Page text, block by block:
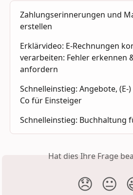
Zahlungserinnerungen und
erstellen
Erklärvideo: E-Rechnungen
verarbeiten: Fehler erkennen
anfordern
Schnelleinstieg: Angebote, (E-
Co für Einsteiger
Schnelleinstieg: Buchhaltung
Hat dies Ihre Frage
😞 😐